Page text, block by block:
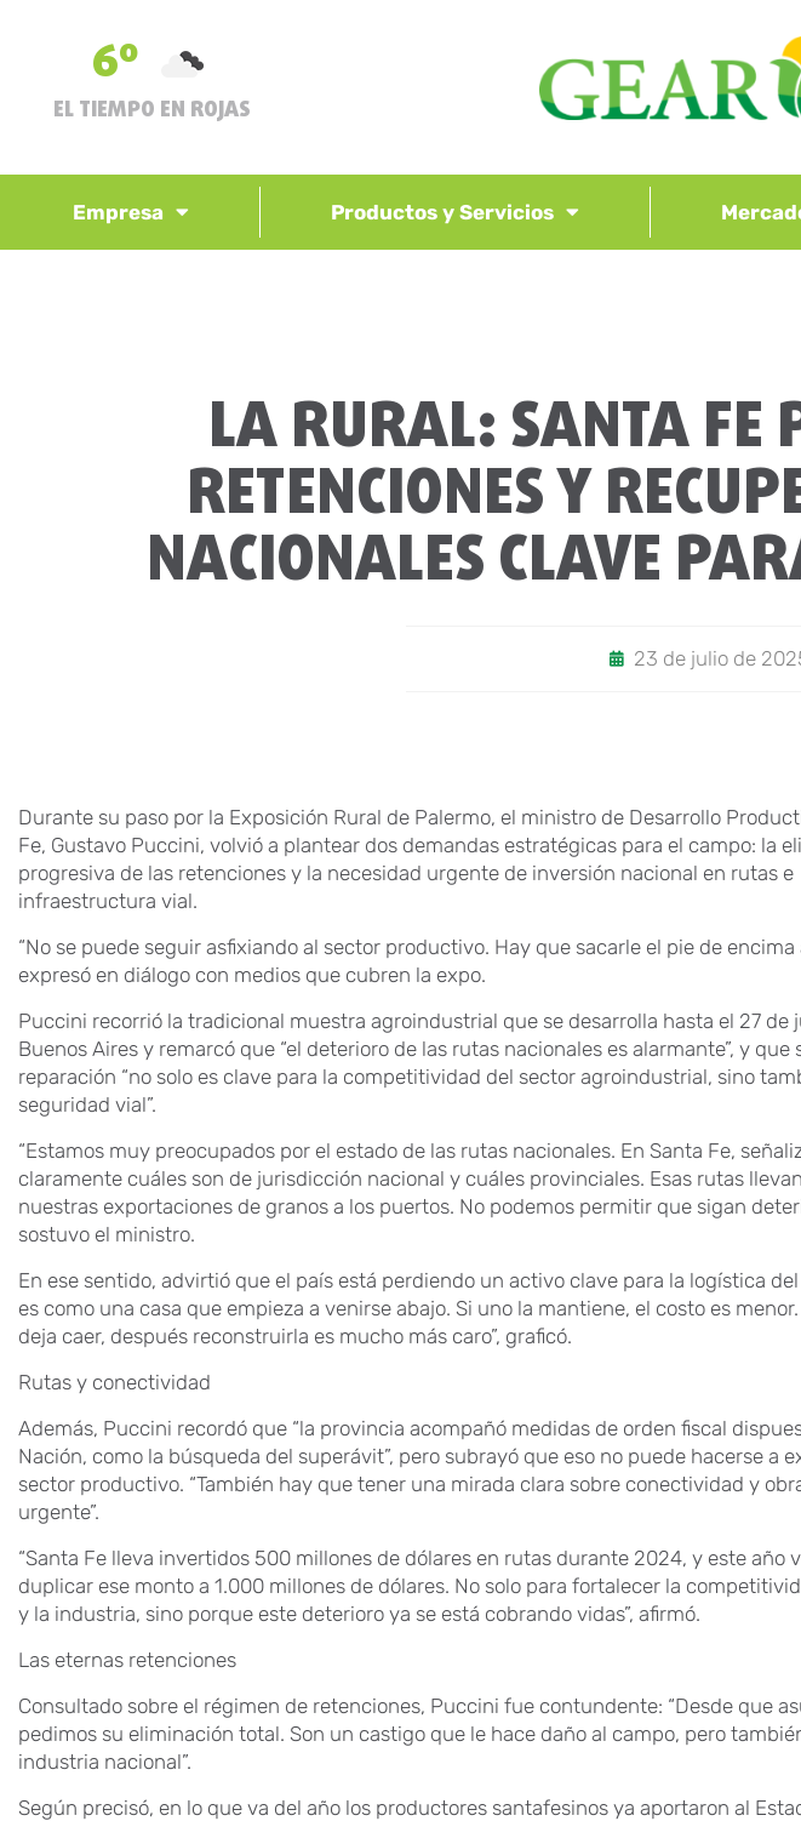
6º
EL TIEMPO EN ROJAS
Empresa Productos y Servicios
LA RURAL: SANTA
RETENCIONES Y
NACIONALES CLAVE
23 de julio de
Durante su paso por la Exposición Rural de Palermo, el ministro de Desarrollo
Fe, Gustavo Puccini, volvió a plantear dos demandas estratégicas para el campo: la
progresiva de las retenciones y la necesidad urgente de inversión nacional en rutas e
infraestructura vial.
“No se puede seguir asfixiando al sector productivo. Hay que sacarle el pie de encima
expresó en diálogo con medios que cubren la expo.
Puccini recorrió la tradicional muestra agroindustrial que se desarrolla hasta el 27 de
Buenos Aires y remarcó que “el deterioro de las rutas nacionales es alarmante”, y que
reparación “no solo es clave para la competitividad del sector agroindustrial, sino
seguridad vial”.
“Estamos muy preocupados por el estado de las rutas nacionales. En Santa Fe,
claramente cuáles son de jurisdicción nacional y cuáles provinciales. Esas rutas
nuestras exportaciones de granos a los puertos. No podemos permitir que sigan
sostuvo el ministro.
En ese sentido, advirtió que el país está perdiendo un activo clave para la logística del
es como una casa que empieza a venirse abajo. Si uno la mantiene, el costo es
deja caer, después reconstruirla es mucho más caro”, graficó.
Rutas y conectividad
Además, Puccini recordó que “la provincia acompañó medidas de orden fiscal
Nación, como la búsqueda del superávit”, pero subrayó que eso no puede hacerse a
sector productivo. “También hay que tener una mirada clara sobre conectividad y
urgente”.
“Santa Fe lleva invertidos 500 millones de dólares en rutas durante 2024, y este año
duplicar ese monto a 1.000 millones de dólares. No solo para fortalecer la
y la industria, sino porque este deterioro ya se está cobrando vidas”, afirmó.
Las eternas retenciones
Consultado sobre el régimen de retenciones, Puccini fue contundente: “Desde que
pedimos su eliminación total. Son un castigo que le hace daño al campo, pero
industria nacional”.
Según precisó, en lo que va del año los productores santafesinos ya aportaron al